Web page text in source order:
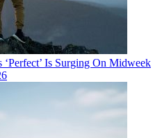
‘Perfect’ Is Surging On Midweek